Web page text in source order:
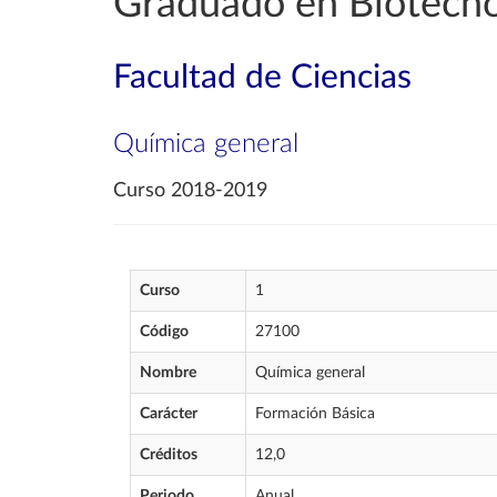
Facultad de Ciencias
Química general
Curso 2018-2019
Curso 1
Código 27100
Nombre Química general
Carácter Formación Básica
Créditos 12,0